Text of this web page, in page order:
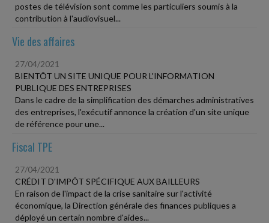
postes de télévision sont comme les particuliers soumis à la
contribution à l'audiovisuel...
Vie des affaires
27/04/2021
BIENTÔT UN SITE UNIQUE POUR L'INFORMATION
PUBLIQUE DES ENTREPRISES
Dans le cadre de la simplification des démarches administratives
des entreprises, l'exécutif annonce la création d'un site unique
de référence pour une...
Fiscal TPE
27/04/2021
CRÉDIT D'IMPÔT SPÉCIFIQUE AUX BAILLEURS
En raison de l'impact de la crise sanitaire sur l'activité
économique, la Direction générale des finances publiques a
déployé un certain nombre d'aides...